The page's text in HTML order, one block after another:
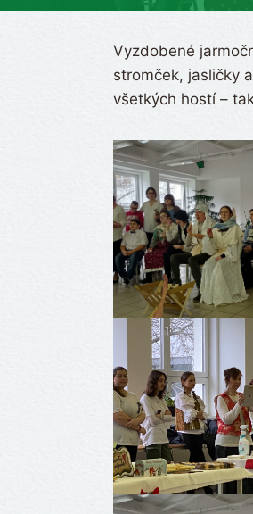
Vyzdobené
stromček, jasličky
všetkých hostí –